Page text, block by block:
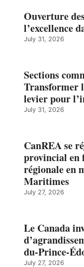
Ouverture
l’excellence
July 31, 2026
Sections
Transformer
levier pour
July 31, 2026
CanREA se
provincial en
régionale en
Maritimes
July 27, 2026
Le Canada
du-Prince-
July 27, 2026